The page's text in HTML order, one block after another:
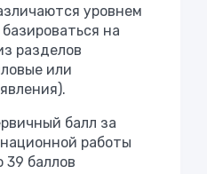
уровнем
на
разделов
или
балл за
работы
39 баллов